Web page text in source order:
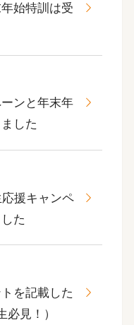
始特訓は受
ンと年末年
した
応援キャンペ
た
を記載した
見！）